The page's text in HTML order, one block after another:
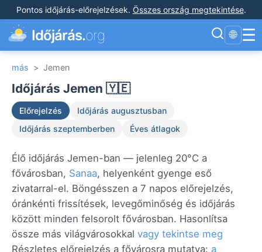
Pontos időjárás-előrejelzések. Összes ország megtekintése.
Időjárás.org 🌐 ☰
más > Jemen
Időjárás Jemen 🇾🇪
Előrejelzés
Időjárás augusztusban
Időjárás szeptemberben
Éves átlagok
Élő időjárás Jemen-ban — jelenleg 20°C a
fővárosban, Sanaa, helyenként gyenge eső
zivatarral-el. Böngésszen a 7 napos előrejelzés,
óránkénti frissítések, levegőminőség és időjárás
között minden felsorolt fővárosban. Hasonlítsa
össze más világvárosokkal vagy tekintse meg
Részletes előrejelzés a fővárosra mutatva: a